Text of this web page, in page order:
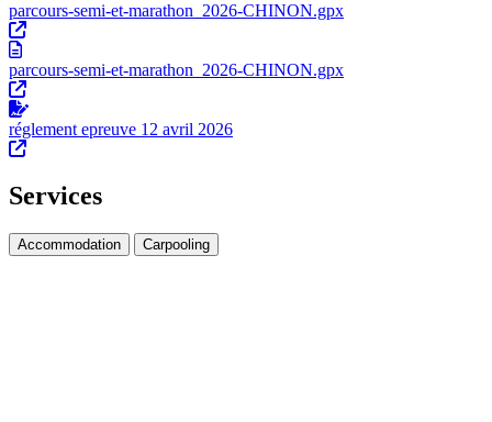
parcours-semi-et-marathon_2026-CHINON.gpx
parcours-semi-et-marathon_2026-CHINON.gpx
réglement epreuve 12 avril 2026
Services
Accommodation Carpooling